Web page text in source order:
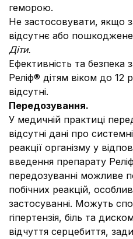
геморою.
Не застосовувати, якщо
відсутнє або
Діти.
Ефективність та безпека
Реліф® дітям віком до 12
відсутні.
Передозування.
У медичній практиці
відсутні дані про
реакції організму у
введення препарату
передозуванні можливе
побічних реакцій,
застосуванні. Можуть
гіпертензія, біль та
відчуття серцебиття,